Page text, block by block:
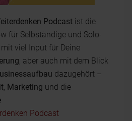
Podcast ist die
für Selbständige und Solo-
viel Input für Deine
, aber auch mit dem Blick
dazugehört –
, Marketing und die
Podcast